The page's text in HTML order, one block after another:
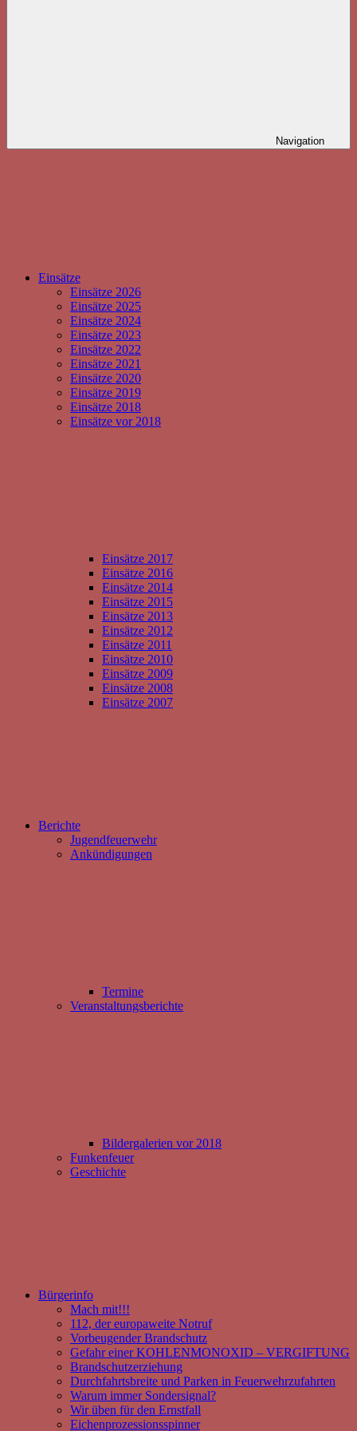
Navigation
Einsätze
Einsätze 2026
Einsätze 2025
Einsätze 2024
Einsätze 2023
Einsätze 2022
Einsätze 2021
Einsätze 2020
Einsätze 2019
Einsätze 2018
Einsätze vor 2018
Einsätze 2017
Einsätze 2016
Einsätze 2014
Einsätze 2015
Einsätze 2013
Einsätze 2012
Einsätze 2011
Einsätze 2010
Einsätze 2009
Einsätze 2008
Einsätze 2007
Berichte
Jugendfeuerwehr
Ankündigungen
Termine
Veranstaltungsberichte
Bildergalerien vor 2018
Funkenfeuer
Geschichte
Bürgerinfo
Mach mit!!!
112, der europaweite Notruf
Vorbeugender Brandschutz
Gefahr einer KOHLENMONOXID – VERGIFTUNG
Brandschutzerziehung
Durchfahrtsbreite und Parken in Feuerwehrzufahrten
Warum immer Sondersignal?
Wir üben für den Ernstfall
Eichenprozessionsspinner